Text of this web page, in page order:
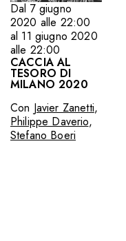
Dal 7 giugno
2020 alle 22:00
al 11 giugno 2020
alle 22:00
CACCIA AL
TESORO DI
MILANO 2020
Con Javier Zanetti,
Philippe Daverio,
Stefano Boeri